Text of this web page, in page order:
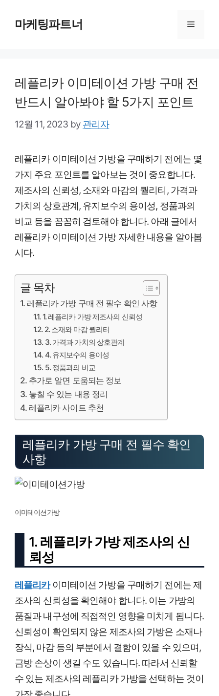
마케팅파트너 Menu
레플리카 이미테이션 가방 구매 전
반드시 알아봐야 할 5가지 포인트
12월 11, 2023 by 관리자
레플리카 이미테이션 가방을 구매하기 전에는 몇
가지 주요 포인트를 알아보는 것이 중요합니다.
제조사의 신뢰성, 소재와 마감의 퀄리티, 가격과
가치의 상호관계, 유지보수의 용이성, 정품과의
비교 등을 꼼꼼히 검토해야 합니다. 아래 글에서
레플리카 이미테이션 가방 자세한 내용을 알아봅
시다.
글 목차
레플리카 가방 구매 전 필수 확인 사항
1. 레플리카 가방 제조사의 신뢰성
2. 소재와 마감 퀄리티
3. 가격과 가치의 상호관계
4. 유지보수의 용이성
5. 정품과의 비교
추가로 알면 도움되는 정보
놓칠 수 있는 내용 정리
레플리카 사이트 추천
레플리카 가방 구매 전 필수 확인
사항
이미테이션가방
1. 레플리카 가방 제조사의 신
뢰성
레플리카이미테이션 가방을 구매하기 전에는 제
조사의 신뢰성을 확인해야 합니다. 이는 가방의
품질과 내구성에 직접적인 영향을 미치게 됩니다.
신뢰성이 확인되지 않은 제조사의 가방은 소재나
장식, 마감 등의 부분에서 결함이 있을 수 있으며,
금방 손상이 생길 수도 있습니다. 따라서 신뢰할
수 있는 제조사의 레플리카 가방을 선택하는 것이